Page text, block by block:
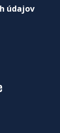
údajov